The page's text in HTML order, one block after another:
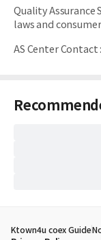
Quality Assurance
laws and
AS Center Contact:
Ktown4u coex Guide